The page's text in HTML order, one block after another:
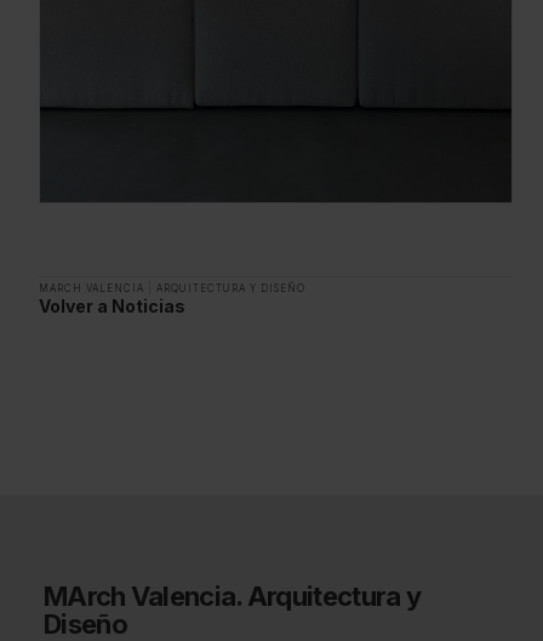
MARCH VALENCIA ARQUITECTURA Y DISEÑO
Volver a Noticias
MArch Valencia. Arquitectura y
Diseño